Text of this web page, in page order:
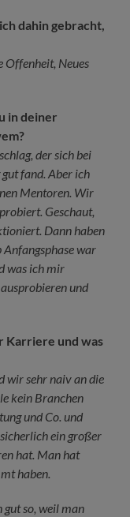
dahin gebracht,
Offenheit, Neues
in deiner
der sich bei
fand. Aber ich
Mentoren. Wir
Geschaut,
Dann haben
war
was ich mir
und
Karriere und was
wir sehr naiv an die
kein Branchen
und Co. und
ein großer
hat. Man hat
haben.
gut so, weil man